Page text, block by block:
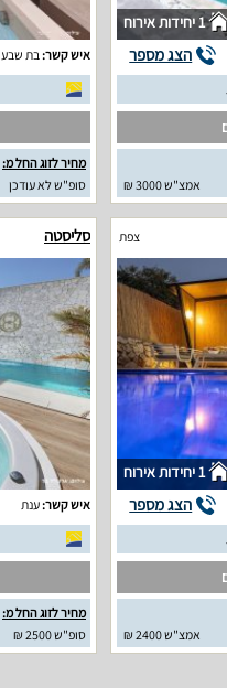
1 יחידות אירוח
הצג מספר
אמצ"ש 3000 ₪
איש קשר:בת שבע
מחיר לזוג החל מ:
סופ"ש לא עודכן
צפת
1 יחידות אירוח
הצג מספר
אמצ"ש 2400 ₪
סליסטה
איש קשר:ענת
מחיר לזוג החל מ:
סופ"ש 2500 ₪